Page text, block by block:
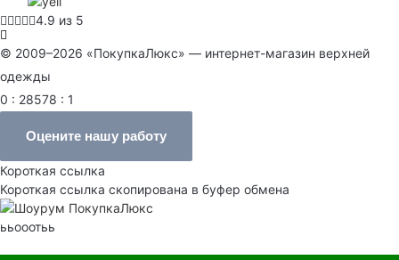
4.9 из 5
© 2009–2026 «ПокупкаЛюкс» — интернет-магазин верхней
одежды
0 : 28578 : 1
Оцените нашу работу
Короткая ссылка
Короткая ссылка скопирована в буфер обмена
ььооотьь